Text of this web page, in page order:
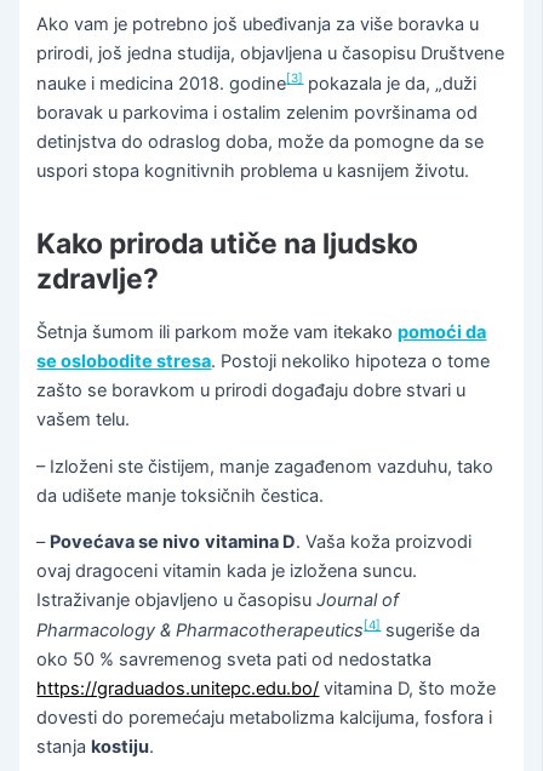
Ako vam je potrebno još ubeđivanja za više boravka u
prirodi, još jedna studija, objavljena u časopisu Društvene
nauke i medicina 2018. godine[3] pokazala je da, „duži
boravak u parkovima i ostalim zelenim površinama od
detinjstva do odraslog doba, može da pomogne da se
uspori stopa kognitivnih problema u kasnijem životu.
Kako priroda utiče na ljudsko
zdravlje?
Šetnja šumom ili parkom može vam itekakopomoći da
se oslobodite stresa. Postoji nekoliko hipoteza o tome
zašto se boravkom u prirodi događaju dobre stvari u
vašem telu.
– Izloženi ste čistijem, manje zagađenom vazduhu, tako
da udišete manje toksičnih čestica.
– Povećava se nivo vitamina D. Vaša koža proizvodi
ovaj dragoceni vitamin kada je izložena suncu.
Istraživanje objavljeno u časopisuJournal of
Pharmacology & Pharmacotherapeutics[4] sugeriše da
oko 50 % savremenog sveta pati od nedostatka
https://graduados.unitepc.edu.bo/ vitamina D, što može
dovesti do poremećaju metabolizma kalcijuma, fosfora i
stanjakostiju.